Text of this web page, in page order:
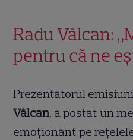
Radu Vâlcan:
pentru că ne
Prezentatorul
Vâlcan, a postat un
emoționant pe